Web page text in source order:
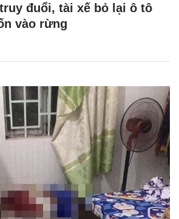
đuổi, tài xế bỏ lại ô tô
vào rừng